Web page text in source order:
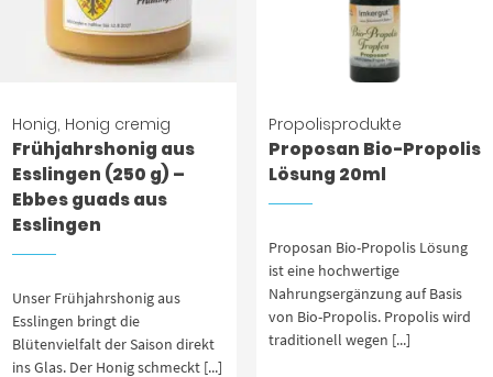
Honig, Honig cremig
Frühjahrshonig aus
Esslingen (250 g) –
Ebbes guads aus
Esslingen
Unser Frühjahrshonig aus
Esslingen bringt die
Blütenvielfalt der Saison direkt
ins Glas. Der Honig schmeckt [...]
Propolisprodukte
Proposan Bio-Propolis
Lösung 20ml
Proposan Bio-Propolis Lösung
ist eine hochwertige
Nahrungsergänzung auf Basis
von Bio-Propolis. Propolis wird
traditionell wegen [...]